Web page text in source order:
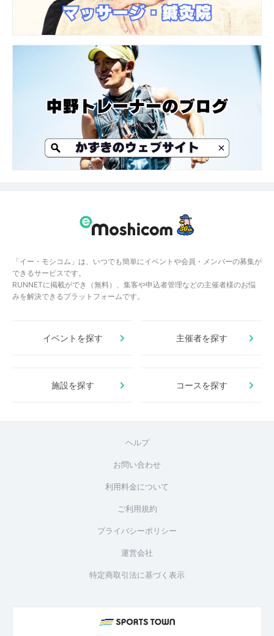
「イー・モシコム」は、いつでも簡単にイベントや会員・メンバーの募集が
できるサービスです。
RUNNETに掲載ができ（無料）、集客や申込者管理などの主催者様のお悩
みを解決できるプラットフォームです。
イベントを探す 主催者を探す
施設を探す コースを探す
ヘルプ
お問い合わせ
利用料金について
ご利用規約
プライバシーポリシー
運営会社
特定商取引法に基づく表示